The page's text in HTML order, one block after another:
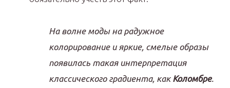
На волне моды на радужное
колорирование и яркие, смелые образы
появилась такая интерпретация
классического градиента, как Коломбре.